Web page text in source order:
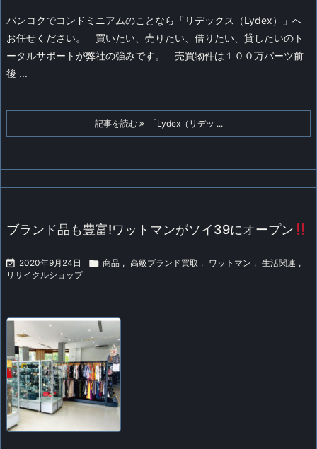
バンコクでコンドミニアムのことなら「リデックス（Lydex）」へ
お任せください。
買いたい、売りたい、借りたい、貸したいのト
ータルサポートが弊社の強みです。
売買物件は１００万バーツ前
後 ...
記事を読む 「Lydex（リデッ ...
ブランド品も豊富!ワットマンがソイ39にオープン
 2020年9月24日  商品 , 高級ブランド買取 , ワットマン , 生活関連 ,
リサイクルショップ